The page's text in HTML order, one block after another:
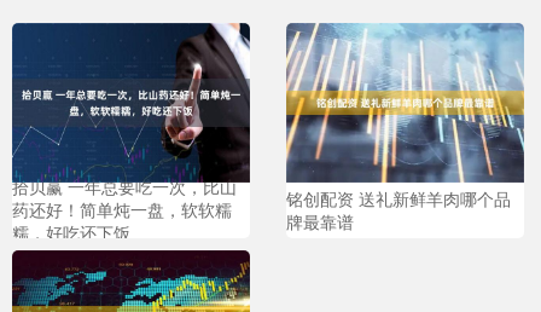
拾贝赢 一年总要吃一次，比山
药还好！简单炖一盘，软软糯
糯，好吃还下饭
铭创配资 送礼新鲜羊肉哪个品
牌最靠谱